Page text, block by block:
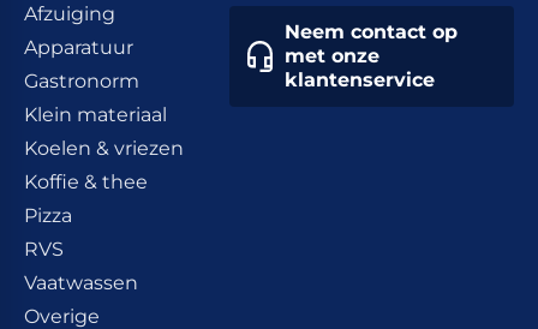
Afzuiging
Apparatuur
Gastronorm
Klein materiaal
Koelen & vriezen
Koffie & thee
Pizza
RVS
Vaatwassen
Overige
Neem contact op
met onze
klantenservice